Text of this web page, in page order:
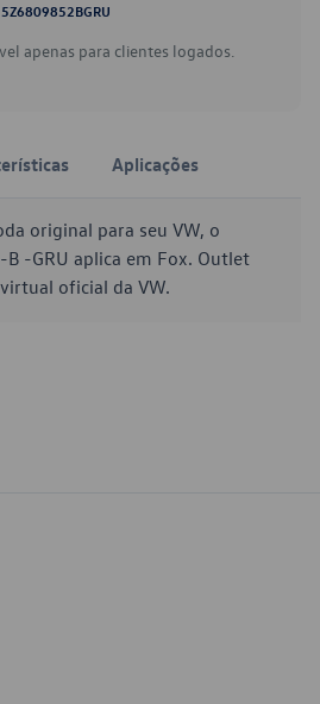
5Z6809852BGRU
apenas para clientes logados.
Aplicações
original para seu VW, o
-GRU aplica em Fox. Outlet
oficial da VW.